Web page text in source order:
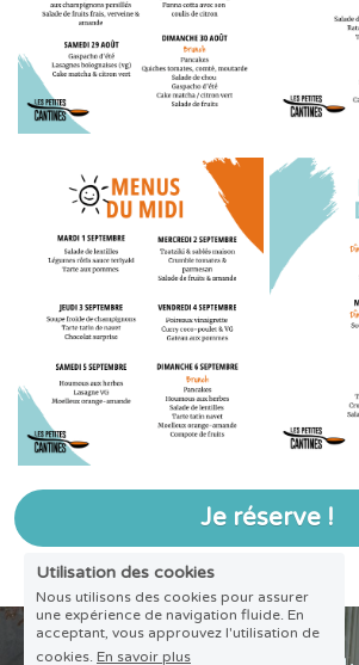
Je réserve !
Utilisation des cookies
Nous utilisons des cookies pour assurer
une expérience de navigation fluide. En
acceptant, vous approuvez l'utilisation de
cookies. En savoir plus